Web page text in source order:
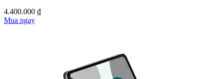
4.400.000 ₫
Mua ngay